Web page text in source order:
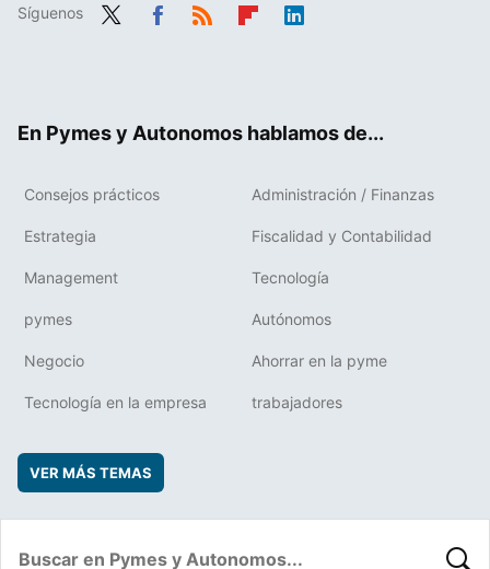
Síguenos
En Pymes y Autonomos hablamos de...
Consejos prácticos Administración / Finanzas
Estrategia Fiscalidad y Contabilidad
Management Tecnología
pymes Autónomos
Negocio Ahorrar en la pyme
Tecnología en la empresa trabajadores
VER MÁS TEMAS